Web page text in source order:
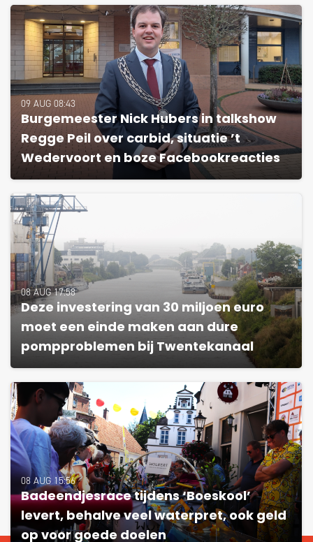
09 AUG 08:43
Burgemeester Nick Hubers in talkshow
Regge Peil over carbid, situatie ’t
Wedervoort en boze Facebookreacties
08 AUG 17:58
Deze investering van 30 miljoen euro
moet een einde maken aan dure
pompproblemen bij Twentekanaal
08 AUG 15:56
Badeendjesrace tijdens ‘Boeskool’
levert, behalve veel waterpret, ook geld
op voor goede doelen